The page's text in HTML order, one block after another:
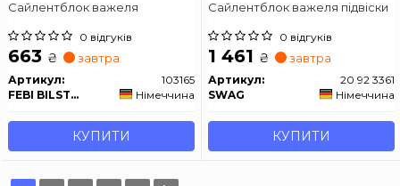
Сайлентблок важеля
0 відгуків
663 ₴ завтра
Артикул:
103165
FEBI BILSTEIN
Німеччина
КУПИТИ
Сайлентблок важеля підвіски
0 відгуків
1 461 ₴ завтра
Артикул:
20 92 3361
SWAG
Німеччина
КУПИТИ